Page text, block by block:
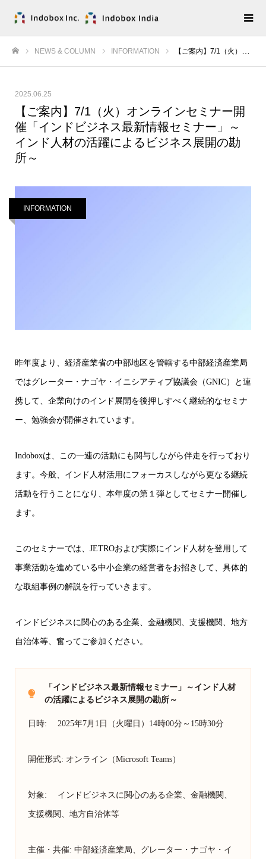
NEWS & COLUMN INFORMATION 【ご案内】7/1（火）オンラインセミナー開催「インドビジネス最新情報セミナー」～インド人材の活躍によるビジネス展開の勘所～
2025.06.25
【ご案内】7/1（火）オンラインセミナー開
催「インドビジネス最新情報セミナー」～
インド人材の活躍によるビジネス展開の勘
所～
INFORMATION
昨年度より、経済産業省の中部地区を管轄する中部経済産業局
ではグレーター・ナゴヤ・イニシアティブ協議会（GNIC）と連
携して、企業向けのインド展開を後押しすべく継続的なセミナ
ー、勉強会が開催されています。
Indoboxは、この一連の活動にも関与しながら伴走を行っており
ます。今般、インド人材活用にフォーカスしながら更なる継続
活動を行うことになり、本年度の第１弾としてセミナー開催し
ます。
このセミナーでは、JETROおよび実際にインド人材を登用して
事業活動を進めている中小企業の経営者をお招きして、具体的
な取組事例の解説を行っていきます。
インドビジネスに関心のある企業、金融機関、支援機関、地方
自治体等、奮ってご参加ください。
「インドビジネス最新情報セミナー」～インド人材
の活躍によるビジネス展開の勘所～
日時: 2025年7月1日（火曜日）14時00分～15時30分
開催形式: オンライン（Microsoft Teams）
対象: インドビジネスに関心のある企業、金融機関、
支援機関、地方自治体等
主催・共催: 中部経済産業局、グレーター・ナゴヤ・イ